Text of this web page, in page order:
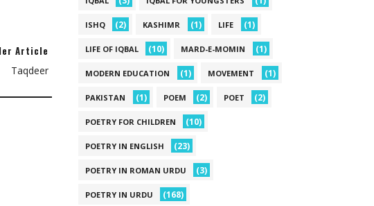
Article
Taqdeer
ISHQ (2) KASHIMR (1) LIFE (1)
LIFE OF IQBAL (10) MARD-E-MOMIN (1)
MODERN EDUCATION (1) MOVEMENT (1)
PAKISTAN (1) POEM (2) POET (2)
POETRY FOR CHILDREN (10)
POETRY IN ENGLISH (23)
POETRY IN ROMAN URDU (3)
POETRY IN URDU (168)